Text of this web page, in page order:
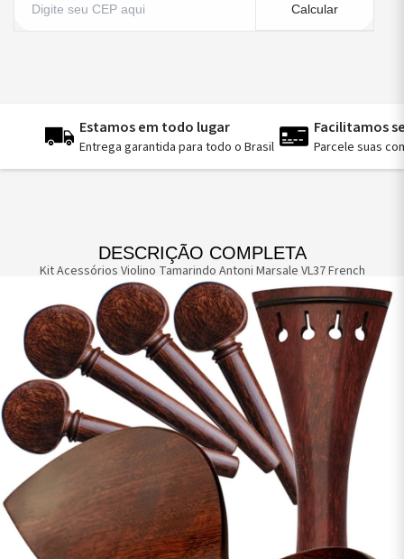
Calcular
Estamos em todo lugar
Entrega garantida para todo o Brasil
Facilitamos
Parcele suas
DESCRIÇÃO COMPLETA
Kit Acessórios Violino Tamarindo Antoni Marsale VL37 French